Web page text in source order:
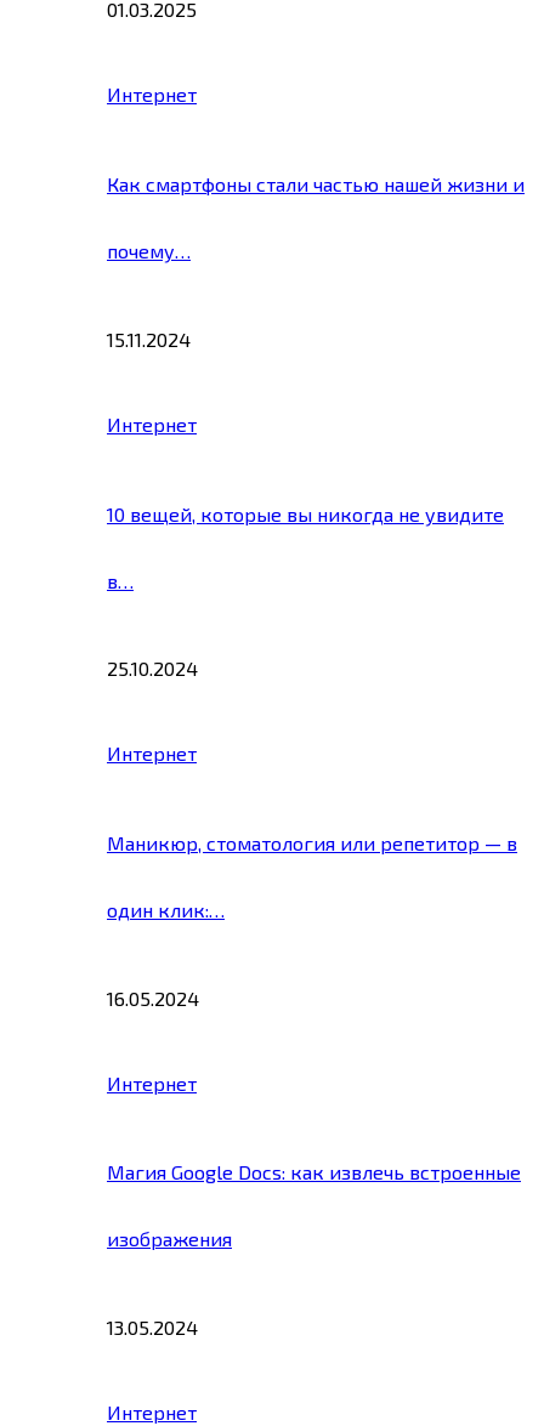
01.03.2025
Интернет
Как смартфоны стали частью нашей жизни и
почему…
15.11.2024
Интернет
10 вещей, которые вы никогда не увидите
в…
25.10.2024
Интернет
Маникюр, стоматология или репетитор — в
один клик:…
16.05.2024
Интернет
Магия Google Docs: как извлечь встроенные
изображения
13.05.2024
Интернет